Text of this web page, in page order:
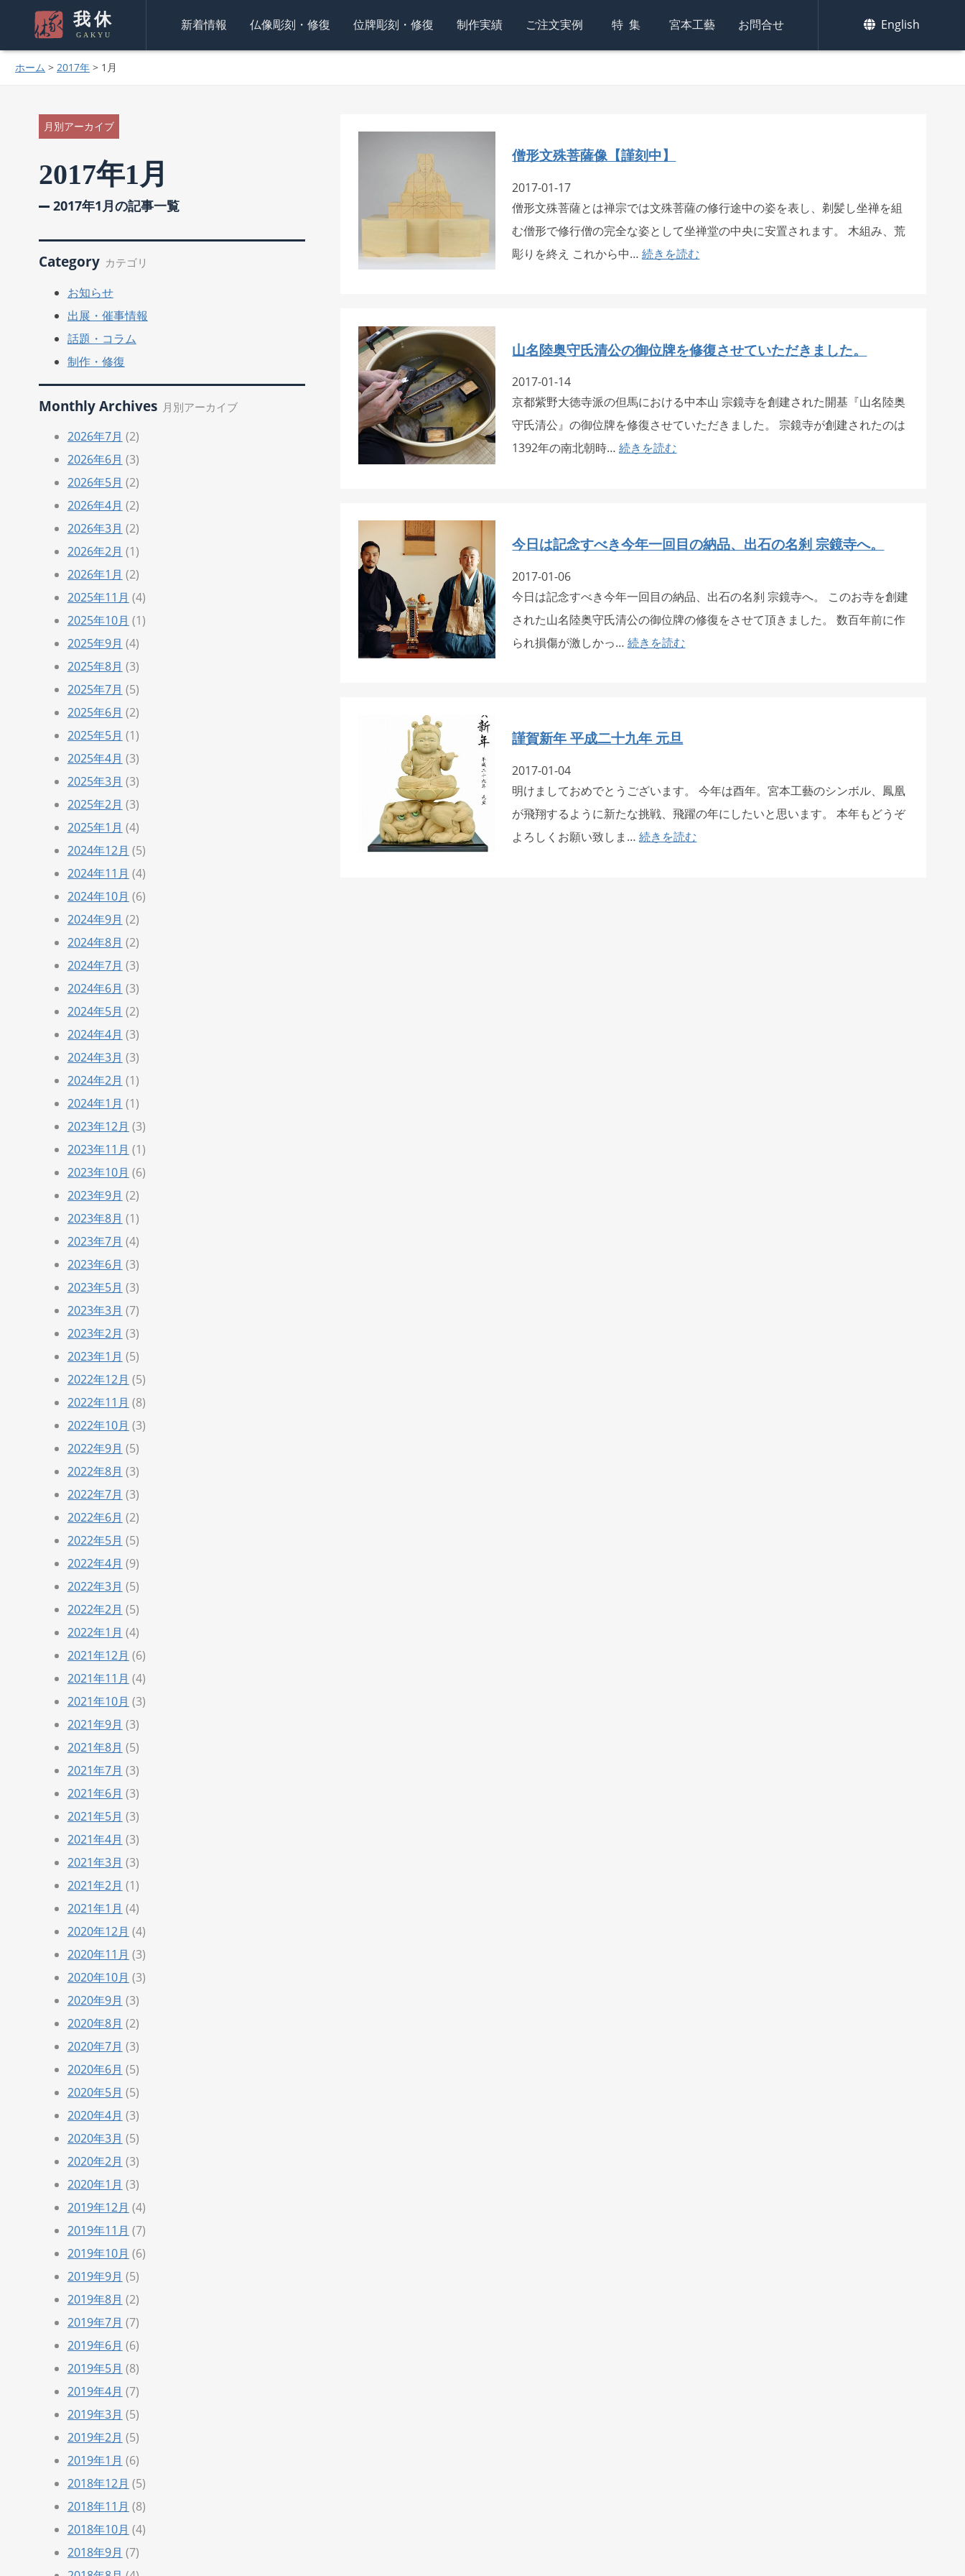
我休
GAKYU
新着情報 仏像彫刻・修復 位牌彫刻・修復 制作実績 ご注文実例 特集 宮本工藝 お問合せ English
ホーム > 2017年 > 1月
月別アーカイブ
2017年1月
2017年1月の記事一覧
Category カテゴリ
お知らせ
出展・催事情報
話題・コラム
制作・修復
Monthly Archives 月別アーカイブ
2026年7月 (2)
2026年6月 (3)
2026年5月 (2)
2026年4月 (2)
2026年3月 (2)
2026年2月 (1)
2026年1月 (2)
2025年11月 (4)
2025年10月 (1)
2025年9月 (4)
2025年8月 (3)
2025年7月 (5)
2025年6月 (2)
2025年5月 (1)
2025年4月 (3)
2025年3月 (3)
2025年2月 (3)
2025年1月 (4)
2024年12月 (5)
2024年11月 (4)
2024年10月 (6)
2024年9月 (2)
2024年8月 (2)
2024年7月 (3)
2024年6月 (3)
2024年5月 (2)
2024年4月 (3)
2024年3月 (3)
2024年2月 (1)
2024年1月 (1)
2023年12月 (3)
2023年11月 (1)
2023年10月 (6)
2023年9月 (2)
2023年8月 (1)
2023年7月 (4)
2023年6月 (3)
2023年5月 (3)
2023年3月 (7)
2023年2月 (3)
2023年1月 (5)
2022年12月 (5)
2022年11月 (8)
2022年10月 (3)
2022年9月 (5)
2022年8月 (3)
2022年7月 (3)
2022年6月 (2)
2022年5月 (5)
2022年4月 (9)
2022年3月 (5)
2022年2月 (5)
2022年1月 (4)
2021年12月 (6)
2021年11月 (4)
2021年10月 (3)
2021年9月 (3)
2021年8月 (5)
2021年7月 (3)
2021年6月 (3)
2021年5月 (3)
2021年4月 (3)
2021年3月 (3)
2021年2月 (1)
2021年1月 (4)
2020年12月 (4)
2020年11月 (3)
2020年10月 (3)
2020年9月 (3)
2020年8月 (2)
2020年7月 (3)
2020年6月 (5)
2020年5月 (5)
2020年4月 (3)
2020年3月 (5)
2020年2月 (3)
2020年1月 (3)
2019年12月 (4)
2019年11月 (7)
2019年10月 (6)
2019年9月 (5)
2019年8月 (2)
2019年7月 (7)
2019年6月 (6)
2019年5月 (8)
2019年4月 (7)
2019年3月 (5)
2019年2月 (5)
2019年1月 (6)
2018年12月 (5)
2018年11月 (8)
2018年10月 (4)
2018年9月 (7)
僧形文殊菩薩像【謹刻中】
2017-01-17
僧形文殊菩薩とは禅宗では文殊菩薩の修行途中の姿を表し、剃髪し坐禅を組
む僧形で修行僧の完全な姿として坐禅堂の中央に安置されます。 木組み、荒
彫りを終え これから中…続きを読む
山名陸奥守氏清公の御位牌を修復させていただきました。
2017-01-14
京都紫野大徳寺派の但馬における中本山 宗鏡寺を創建された開基『山名陸奥
守氏清公』の御位牌を修復させていただきました。 宗鏡寺が創建されたのは
1392年の南北朝時…続きを読む
今日は記念すべき今年一回目の納品、出石の名刹 宗鏡寺へ。
2017-01-06
今日は記念すべき今年一回目の納品、出石の名刹 宗鏡寺へ。 このお寺を創建
された山名陸奥守氏清公の御位牌の修復をさせて頂きました。 数百年前に作
られ損傷が激しかっ…続きを読む
謹賀新年 平成二十九年 元旦
2017-01-04
明けましておめでとうございます。 今年は酉年。宮本工藝のシンボル、鳳凰
が飛翔するように新たな挑戦、飛躍の年にしたいと思います。 本年もどうぞ
よろしくお願い致しま…続きを読む